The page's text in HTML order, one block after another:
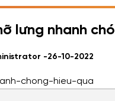
lưng nhanh
-26-10-2022